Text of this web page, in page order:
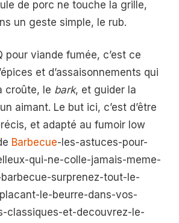
de porc ne touche la grille,
un geste simple, le rub.
pour viande fumée, c’est ce
et d’assaisonnements qui
croûte, le bark, et guider la
aimant. Le but ici, c’est d’être
et adapté au fumoir low
Barbecue-les-astuces-pour-
qui-ne-colle-jamais-meme-
surprenez-tout-le-
le-beurre-dans-vos-
classiques-et-decouvrez-le-